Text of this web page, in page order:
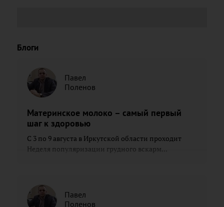
Блоги
Павел
Поленов
Материнское молоко – самый первый
шаг к здоровью
С 3 по 9 августа в Иркутской области проходит
Неделя популяризации грудного вскарм...
Павел
Поленов